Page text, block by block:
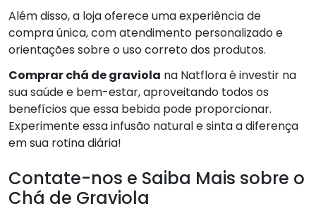
Além disso, a loja oferece uma experiência de
compra única, com atendimento personalizado e
orientações sobre o uso correto dos produtos.
Comprar chá de graviola na Natflora é investir na
sua saúde e bem-estar, aproveitando todos os
benefícios que essa bebida pode proporcionar.
Experimente essa infusão natural e sinta a diferença
em sua rotina diária!
Contate-nos e Saiba Mais sobre o
Chá de Graviola